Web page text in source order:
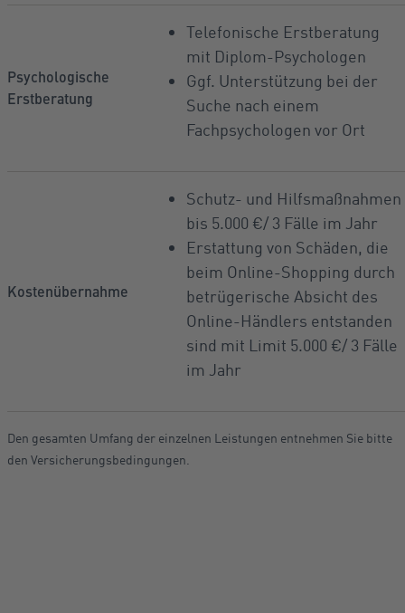
Psychologische
Erstberatung
Telefonische Erstberatung
mit Diplom-Psychologen
Ggf. Unterstützung bei der
Suche nach einem
Fachpsychologen vor Ort
Kostenübernahme
Schutz- und Hilfsmaßnahmen
bis 5.000 €/ 3 Fälle im Jahr
Erstattung von Schäden, die
beim Online-Shopping durch
betrügerische Absicht des
Online-Händlers entstanden
sind mit Limit 5.000 €/ 3 Fälle
im Jahr
Den gesamten Umfang der einzelnen Leistungen entnehmen Sie bitte
den Versicherungsbedingungen.